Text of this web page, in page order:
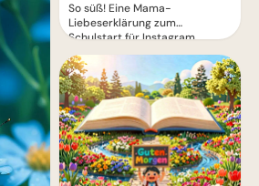
So süß! Eine Mama-
Liebeserklärung zum
Schulstart für Instagram